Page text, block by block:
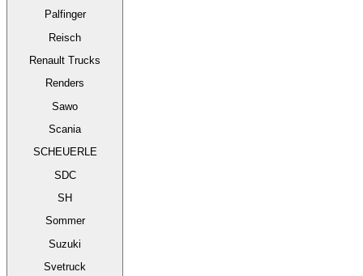
Palfinger
Reisch
Renault Trucks
Renders
Sawo
Scania
SCHEUERLE
SDC
SH
Sommer
Suzuki
Svetruck